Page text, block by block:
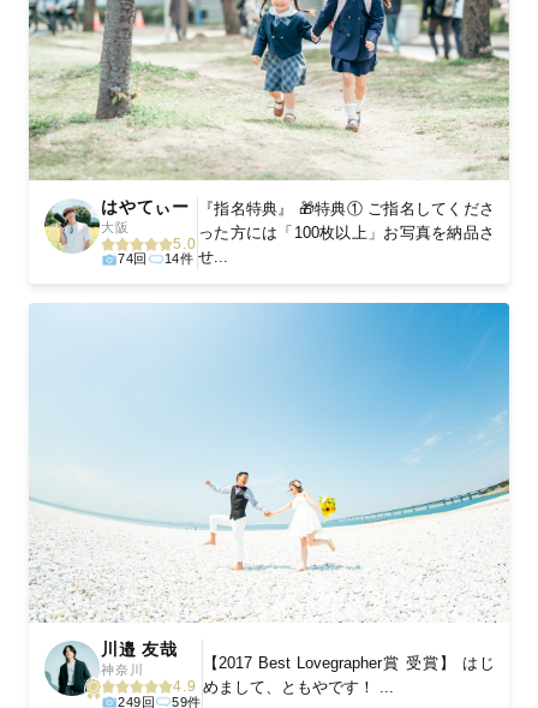
はやてぃー
大阪
5.0
74回 14件
『指名特典』 🎁特典① ご指名してくださ
った方には「100枚以上」お写真を納品さ
せ...
川邉 友哉
神奈川
4.9
249回 59件
【2017 Best Lovegrapher賞 受賞】 はじ
めまして、ともやです！ ...